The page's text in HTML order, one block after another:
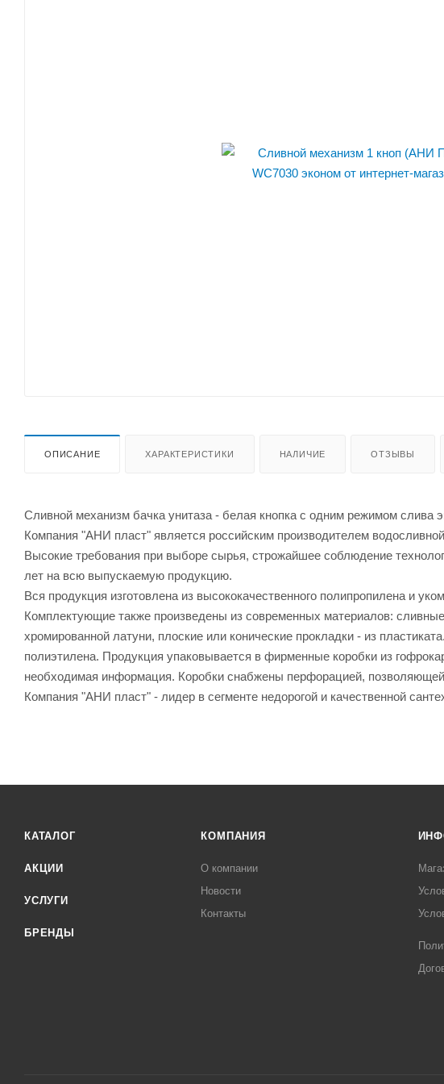
ОПИСАНИЕ ХАРАКТЕРИСТИКИ НАЛИЧИЕ ОТЗЫВЫ
Сливной механизм бачка унитаза - белая кнопка с одним режимом слива
Компания "АНИ пласт" является российским производителем
Высокие требования при выборе сырья, строжайшее соблюдение
лет на всю выпускаемую продукцию.
Вся продукция изготовлена из высококачественного полипропилена и
Комплектующие также произведены из современных материалов:
хромированной латуни, плоские или конические прокладки - из
полиэтилена. Продукция упаковывается в фирменные коробки из
необходимая информация. Коробки снабжены перфорацией,
Компания "АНИ пласт" - лидер в сегменте недорогой и качественной
КАТАЛОГ
АКЦИИ
УСЛУГИ
БРЕНДЫ
КОМПАНИЯ
О компании
Новости
Контакты